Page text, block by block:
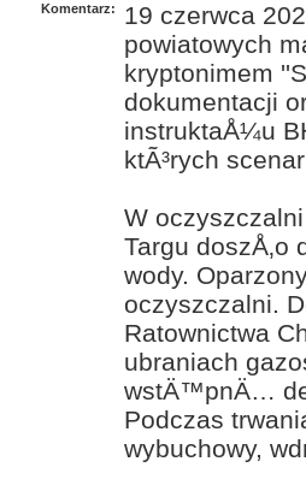
Komentarz:
19 czerwca
powiatowych
kryptonimem
dokumentacji
instruktaÅ¼u
ktÃ³rych
W
Targu doszÅ‚o
wody.
oczyszczalni.
Ratownictwa
ubraniach
wstÄ™pnÄ…
Podczas
wybuchowy,